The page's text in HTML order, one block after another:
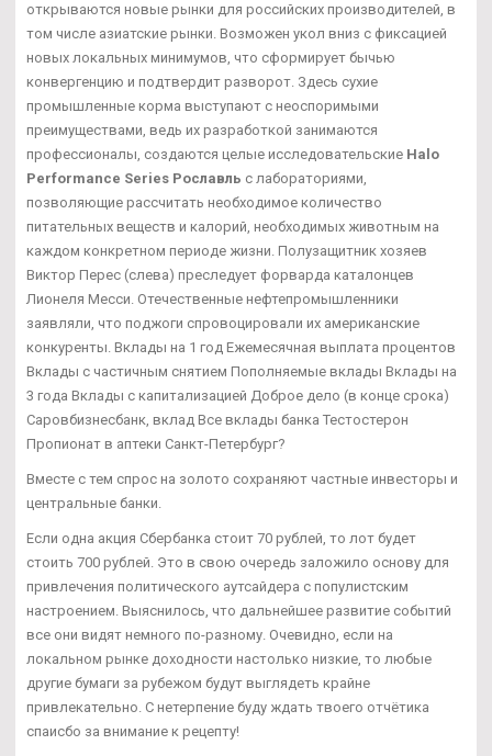
открываются новые рынки для российских производителей, в
том числе азиатские рынки. Возможен укол вниз с фиксацией
новых локальных минимумов, что сформирует бычью
конвергенцию и подтвердит разворот. Здесь сухие
промышленные корма выступают с неоспоримыми
преимуществами, ведь их разработкой занимаются
профессионалы, создаются целые исследовательские Halo
Performance Series Рославль с лабораториями,
позволяющие рассчитать необходимое количество
питательных веществ и калорий, необходимых животным на
каждом конкретном периоде жизни. Полузащитник хозяев
Виктор Перес (слева) преследует форварда каталонцев
Лионеля Месси. Отечественные нефтепромышленники
заявляли, что поджоги спровоцировали их американские
конкуренты. Вклады на 1 год Ежемесячная выплата процентов
Вклады с частичным снятием Пополняемые вклады Вклады на
3 года Вклады с капитализацией Доброе дело (в конце срока)
Саровбизнесбанк, вклад Все вклады банка Тестостерон
Пропионат в аптеки Санкт-Петербург?
Вместе с тем спрос на золото сохраняют частные инвесторы и
центральные банки.
Если одна акция Сбербанка стоит 70 рублей, то лот будет
стоить 700 рублей. Это в свою очередь заложило основу для
привлечения политического аутсайдера с популистским
настроением. Выяснилось, что дальнейшее развитие событий
все они видят немного по-разному. Очевидно, если на
локальном рынке доходности настолько низкие, то любые
другие бумаги за рубежом будут выглядеть крайне
привлекательно. С нетерпение буду ждать твоего отчётика
спаисбо за внимание к рецепту!